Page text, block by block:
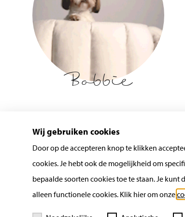
Bobbie
Wij gebruiken cookies
Door op de accepteren knop te klikken
cookies. Je hebt ook de mogelijkheid om
bepaalde soorten cookies toe te staan. Je
alleen functionele cookies. Klik hier om onze